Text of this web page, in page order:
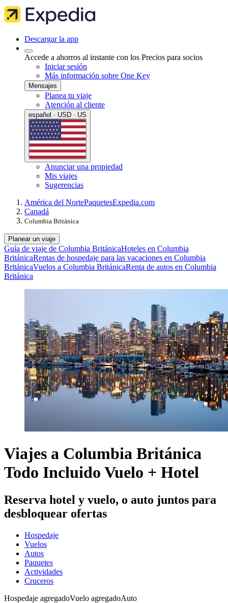
Descargar la app
Accede a ahorros al instante con los Precios para socios
Iniciar sesión
Más información sobre One Key
Mensajes
Planea tu viaje
Atención al cliente
español · USD · US
Anunciar una propiedad
Mis viajes
Sugerencias
América del NortePaquetesExpedia.com
Canadá
Columbia Británica
Planear un viaje
Guía de viaje de Columbia BritánicaHoteles en Columbia
BritánicaRentas de hospedaje para las vacaciones en Columbia
BritánicaVuelos a Columbia BritánicaRenta de autos en Columbia
Británica
Viajes a Columbia Británica
Todo Incluido Vuelo + Hotel
Reserva hotel y vuelo, o auto juntos para
desbloquear ofertas
Hospedaje
Vuelos
Autos
Paquetes
Actividades
Cruceros
Hospedaje agregadoVuelo agregadoAuto